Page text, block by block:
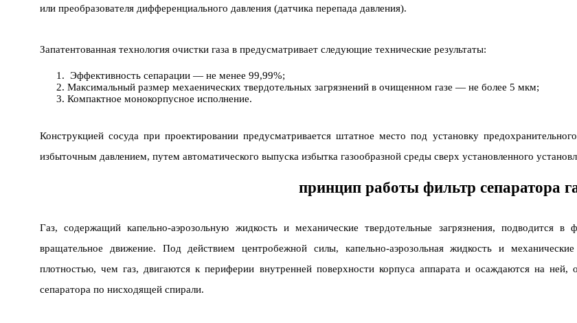
или преобразователя дифференциального давления (датчика перепада давления).
Запатентованная технология очистки газа в предусматривает следующие технические результаты:
Эффективность сепарации — не менее 99,99%;
Максимальный размер мехаенических твердотельных загрязнений в очищенном газе — не более 5 мкм;
Компактное монокорпусное исполнение.
Конструкцией сосуда при проектировании предусматривается штатное место под установку
избыточным давлением, путем автоматического выпуска избытка газообразной среды сверх установленного
принцип работы фильтр сепаратора
Газ, содержащий капельно-аэрозольную жидкость и механические твердотельные загрязнения,
вращательное движение. Под действием центробежной силы, капельно-аэрозольная жидкость и
плотностью, чем газ, двигаются к периферии внутренней поверхности корпуса аппарата и осаждаются на
сепаратора по нисходящей спирали.